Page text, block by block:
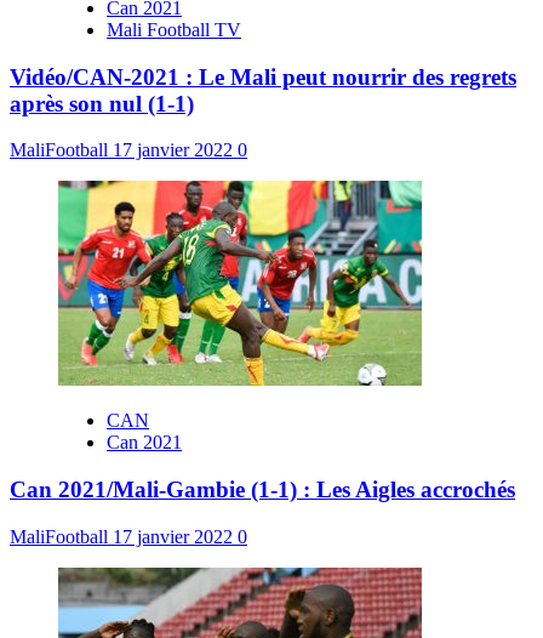
Can 2021
Mali Football TV
Vidéo/CAN-2021 : Le Mali peut nourrir des regrets
après son nul (1-1)
MaliFootball 17 janvier 2022 0
CAN
Can 2021
Can 2021/Mali-Gambie (1-1) : Les Aigles accrochés
MaliFootball 17 janvier 2022 0